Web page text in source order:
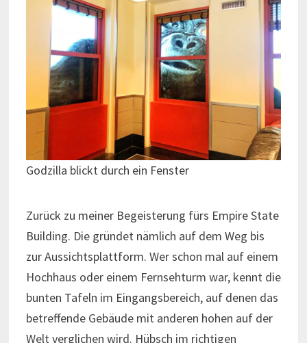
Godzilla blickt durch ein Fenster
Zurück zu meiner Begeisterung fürs Empire State
Building. Die gründet nämlich auf dem Weg bis
zur Aussichtsplattform. Wer schon mal auf einem
Hochhaus oder einem Fernsehturm war, kennt die
bunten Tafeln im Eingangsbereich, auf denen das
betreffende Gebäude mit anderen hohen auf der
Welt verglichen wird. Hübsch im richtigen